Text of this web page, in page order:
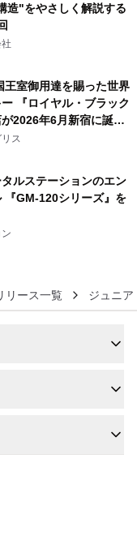
造"をやさしく解説する
王室御用達を賜った世界
『ロイヤル・ブラック
2026年6月新宿に誕
ジャパンと連携した
Arca」
ス
ルステーションのエン
『GM-120シリーズ』を
リース一覧 ジュニ